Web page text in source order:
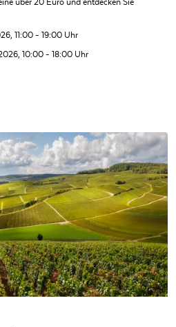
über 20 Euro und entdecken Sie
11:00 - 19:00 Uhr
10:00 - 18:00 Uhr